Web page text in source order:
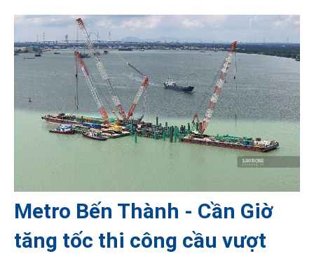
Metro Bến Thành - Cần Giờ
tăng tốc thi công cầu vượt